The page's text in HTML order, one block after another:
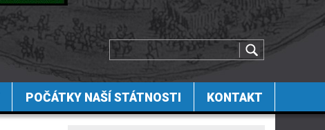
POČÁTKY NAŠÍ STÁTNOSTI KONTAKT